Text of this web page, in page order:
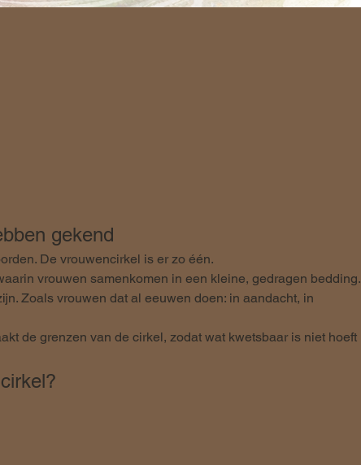
gekend
De vrouwencirkel is er zo één.
vrouwen samenkomen in een kleine, gedragen bedding.
Zoals vrouwen dat al eeuwen doen: in aandacht, in
de grenzen van de cirkel, zodat wat kwetsbaar is niet hoeft